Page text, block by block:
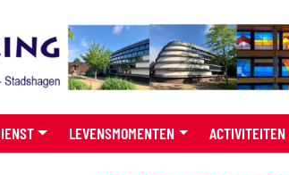
LEVENSMOMENTEN ACTIVITEITEN